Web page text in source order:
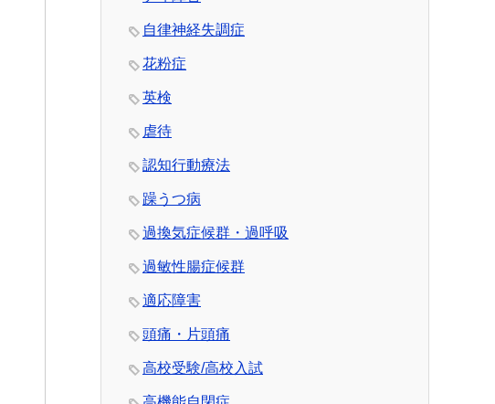
自律神経失調症
花粉症
英検
虐待
認知行動療法
躁うつ病
過換気症候群・過呼吸
過敏性腸症候群
適応障害
頭痛・片頭痛
高校受験/高校入試